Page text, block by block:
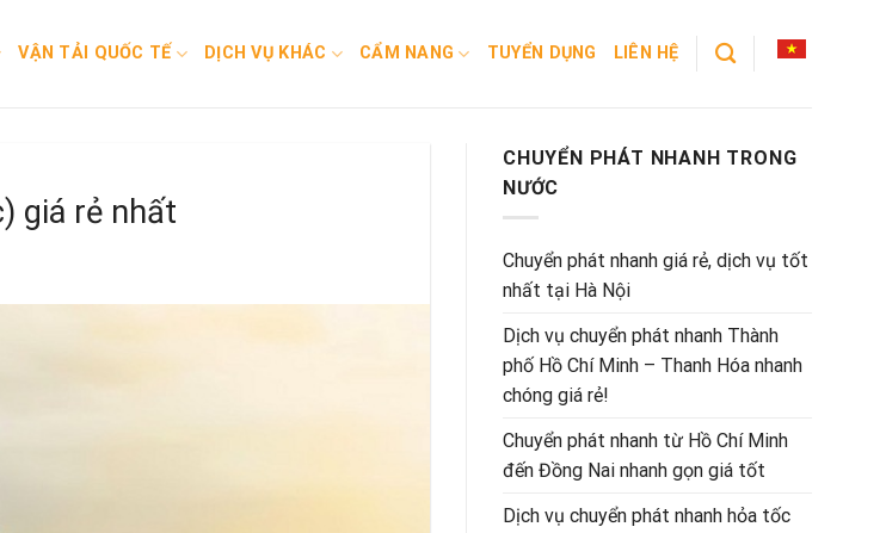
VẬN TẢI QUỐC TẾ DỊCH VỤ KHÁC CẨM NANG TUYỂN DỤNG LIÊN HỆ
giá rẻ nhất
CHUYỂN PHÁT NHANH TRONG
NƯỚC
Chuyển phát nhanh giá rẻ, dịch vụ tốt
nhất tại Hà Nội
Dịch vụ chuyển phát nhanh Thành
phố Hồ Chí Minh – Thanh Hóa nhanh
chóng giá rẻ!
Chuyển phát nhanh từ Hồ Chí Minh
đến Đồng Nai nhanh gọn giá tốt
Dịch vụ chuyển phát nhanh hỏa tốc